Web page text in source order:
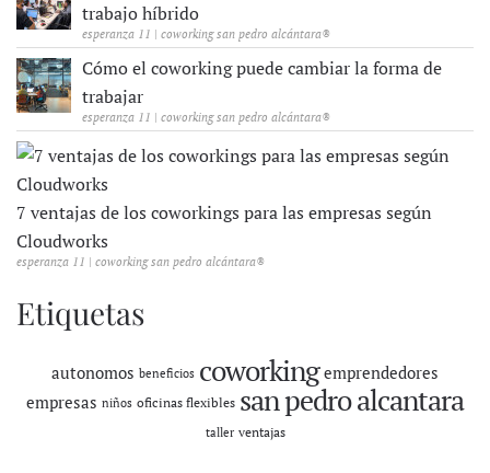
trabajo híbrido
esperanza 11 | coworking san pedro alcántara®
Cómo el coworking puede cambiar la forma de
trabajar
esperanza 11 | coworking san pedro alcántara®
7 ventajas de los coworkings para las empresas según
Cloudworks
esperanza 11 | coworking san pedro alcántara®
Etiquetas
autonomos beneficios coworking emprendedores
empresas niños oficinas flexibles san pedro alcantara
taller ventajas